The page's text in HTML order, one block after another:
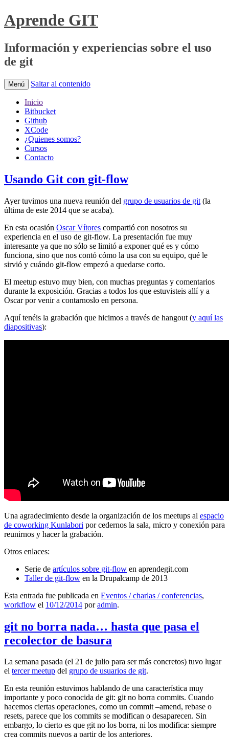
Aprende GIT
Información y experiencias sobre el uso
de git
Menú Saltar al contenido
Inicio
Bitbucket
Github
XCode
¿Quienes somos?
Cursos
Contacto
Usando Git con git-flow
Ayer tuvimos una nueva reunión del grupo de usuarios de git (la
última de este 2014 que se acaba).
En esta ocasión Oscar Vítores compartió con nosotros su
experiencia en el uso de git-flow. La presentación fue muy
interesante ya que no sólo se limitó a exponer qué es y cómo
funciona, sino que nos contó cómo la usa con su equipo, qué le
sirvió y cuándo git-flow empezó a quedarse corto.
El meetup estuvo muy bien, con muchas preguntas y comentarios
durante la exposición. Gracias a todos los que estuvisteis allí y a
Oscar por venir a contarnoslo en persona.
Aquí tenéis la grabación que hicimos a través de hangout (y aquí las
diapositivas):
Una agradecimiento desde la organización de los meetups al espacio
de coworking Kunlabori por cedernos la sala, micro y conexión para
reunirnos y hacer la grabación.
Otros enlaces:
Serie de artículos sobre git-flow en aprendegit.com
Taller de git-flow en la Drupalcamp de 2013
Esta entrada fue publicada en Eventos / charlas / conferencias,
workflow el 10/12/2014 poradmin.
git no borra nada… hasta que pasa el
recolector de basura
La semana pasada (el 21 de julio para ser más concretos) tuvo lugar
el tercer meetup del grupo de usuarios de git.
En esta reunión estuvimos hablando de una característica muy
importante y poco conocida de git: git no borra commits. Cuando
hacemos ciertas operaciones, como un commit –amend, rebase o
resets, parece que los commits se modifican o desaparecen. Sin
embargo, lo cierto es que git no los borra, ni los modifica: siempre
crea commits nuevos a partir de los anteriores.